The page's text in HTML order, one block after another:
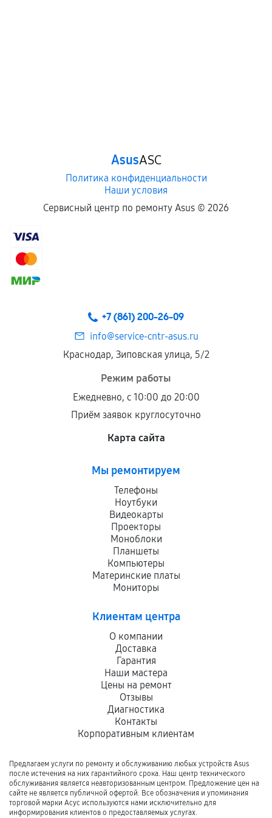
отдельных условиях.
Если комплектующие куплены
сохраняться полностью или частично, если
соблюдены следующие условия:
центром.
При этом гарантия на сами комплектующие
продавца. За качество сторонних деталей
сервисный центр ответственности не несет.
AsusASC
Политика конфиденциальности
Наши условия
Сервисный центр по ремонту Asus © 2026
+7 (861) 200-26-09
info@service-cntr-asus.ru
Краснодар, Зиповская улица, 5/2
Режим работы
Ежедневно, с 10:00 до 20:00
Приём заявок круглосуточно
Карта сайта
Мы ремонтируем
Телефоны
Ноутбуки
Видеокарты
Проекторы
Моноблоки
Планшеты
Компьютеры
Материнские платы
Мониторы
Клиентам центра
О компании
Доставка
Гарантия
Наши мастера
Цены на ремонт
Отзывы
Диагностика
Контакты
Корпоративным клиентам
Предлагаем услуги по ремонту и обслуживанию любых устройств Asus
после истечения на них гарантийного срока. Наш центр технического
обслуживания является неавторизованным центром. Предложение цен на
сайте не является публичной офертой. Все обозначения и упоминания
торговой марки Асус используются нами исключительно для
информирования клиентов о предоставляемых услугах.